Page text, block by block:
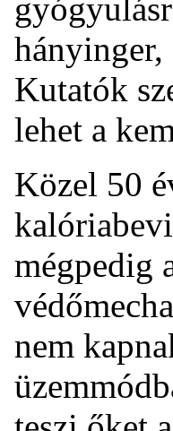
Kutatók
lehet a
Közel 50
mégpedig
nem